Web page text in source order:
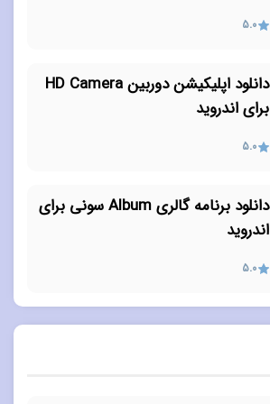
5.0
دانلود اپلیکیشن دوربین HD Camera
برای اندروید
5.0
دانلود برنامه گالری Album سونی برای
اندروید
5.0